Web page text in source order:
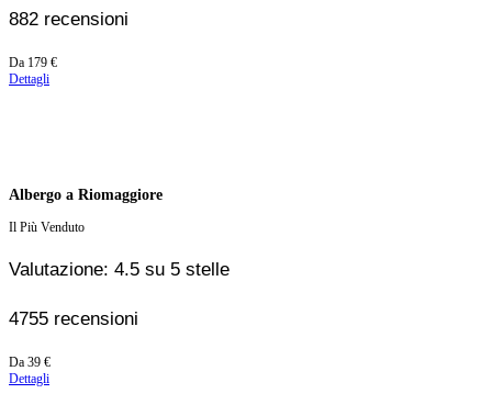
882 recensioni
Prezzo
a
Da 179 €
Dettagli
Albergo a Riomaggiore
Il Più Venduto
Valutazione: 4.5 su 5 stelle
4755 recensioni
Prezzo
a
Da 39 €
Dettagli